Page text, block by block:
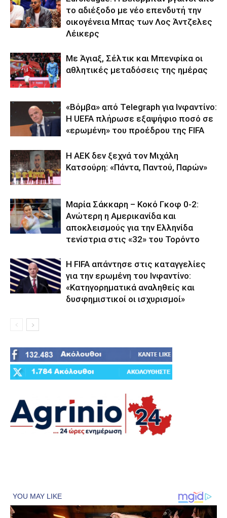
το αδιέξοδο με νέο επενδυτή την
οικογένεια Μπας των Λος Άντζελες
Λέικερς
Με Άγιαξ, Σέλτικ και Μπενφίκα οι
αθλητικές μεταδόσεις της ημέρας
«Βόμβα» από Telegraph για Ινφαντίνο:
Η UEFA πλήρωσε εξαψήφιο ποσό σε
«ερωμένη» του προέδρου της FIFA
Η ΑΕΚ δεν ξεχνά τον Μιχάλη
Κατσούρη: «Πάντα, Παντού, Παρών»
Μαρία Σάκκαρη – Κοκό Γκοφ 0-2:
Ανώτερη η Αμερικανίδα και
αποκλεισμούς για την Ελληνίδα
τενίστρια στις «32» του Τορόντο
Η FIFA απάντησε στις καταγγελίες
για την ερωμένη του Ινφαντίνο:
«Κατηγορηματικά αναληθείς και
δυσφημιστικοί οι ισχυρισμοί»